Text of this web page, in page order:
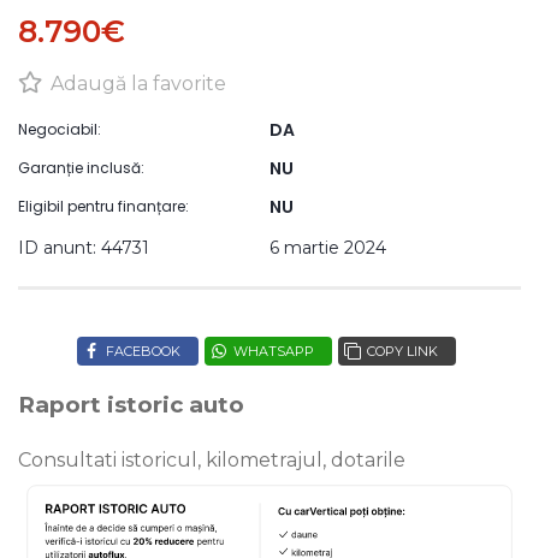
8.790€
Adaugă la favorite
Negociabil: DA
Garanție inclusă: NU
Eligibil pentru finanțare: NU
ID anunt: 44731 6 martie 2024
FACEBOOK WHATSAPP COPY LINK
Raport istoric auto
Consultati istoricul, kilometrajul, dotarile